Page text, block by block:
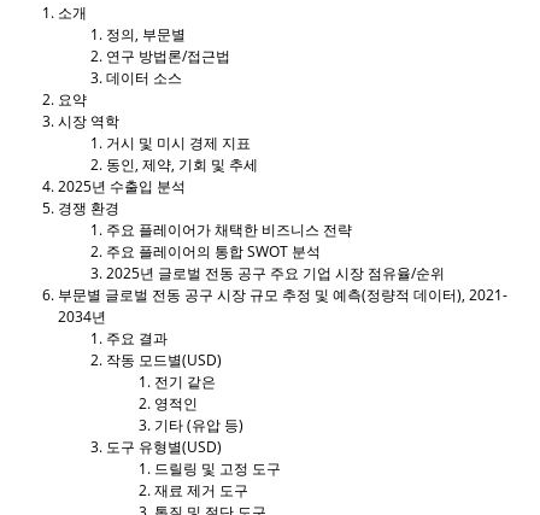
소개
정의, 부문별
연구 방법론/접근법
데이터 소스
요약
시장 역학
거시 및 미시 경제 지표
동인, 제약, 기회 및 추세
2025년 수출입 분석
경쟁 환경
주요 플레이어가 채택한 비즈니스 전략
주요 플레이어의 통합 SWOT 분석
2025년 글로벌 전동 공구 주요 기업 시장 점유율/순위
부문별 글로벌 전동 공구 시장 규모 추정 및 예측(정량적 데이터), 2021-
2034년
주요 결과
작동 모드별(USD)
전기 같은
영적인
기타 (유압 등)
도구 유형별(USD)
드릴링 및 고정 도구
재료 제거 도구